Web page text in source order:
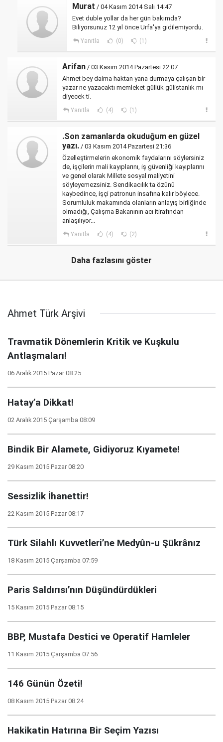
Murat / 04 Kasım 2014 Salı 14:47
Evet duble yollar da her gün bakımda?
Biliyorsunuz 12 yıl önce Urfa'ya gidilemiyordu.
Yanıtla (0) (1)
Arifan / 03 Kasım 2014 Pazartesi 22:07
Ahmet bey daima haktan yana durmaya çalışan bir
yazar ne yazacaktı memleket güllük gülistanlık mı
diyecek ti.
Yanıtla (4) (1)
.Son zamanlarda okuduğum en güzel
yazı. / 03 Kasım 2014 Pazartesi 21:36
Özelleştirmelerin ekonomik faydalarını söylersiniz
de, işçilerin mali kayıplarını, iş güvenliği kayıplarını
ve genel olarak Millete sosyal maliyetini
söyleyemezsiniz. Sendikacılık ta özünü
kaybedince, işçi patronun insafına kalır böylece.
Sorumluluk makamında olanların anlayış birliğinde
olmadığı, Çalışma Bakanının acı itirafından
anlaşılıyor...
Yanıtla (4) (2)
Daha fazlasını göster
Ahmet Türk Arşivi
Travmatik Dönemlerin Kritik ve Kuşkulu
Antlaşmaları!
06 Aralık 2015 Pazar 08:25
Hatay’a Dikkat!
02 Aralık 2015 Çarşamba 08:09
Bindik Bir Alamete, Gidiyoruz Kıyamete!
29 Kasım 2015 Pazar 08:20
Sessizlik İhanettir!
22 Kasım 2015 Pazar 08:17
Türk Silahlı Kuvvetleri’ne Medyûn-u Şükrânız
18 Kasım 2015 Çarşamba 07:59
Paris Saldırısı’nın Düşündürdükleri
15 Kasım 2015 Pazar 08:15
BBP, Mustafa Destici ve Operatif Hamleler
11 Kasım 2015 Çarşamba 07:56
146 Günün Özeti!
08 Kasım 2015 Pazar 08:24
Hakikatin Hatırına Bir Seçim Yazısı